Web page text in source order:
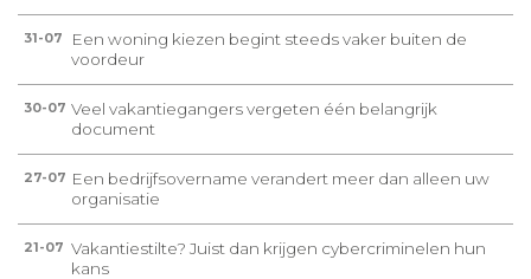
31-07
Een woning kiezen begint steeds vaker buiten de
voordeur
30-07 Veel vakantiegangers vergeten één belangrijk
document
27-07 Een bedrijfsovername verandert meer dan alleen uw
organisatie
21-07 Vakantiestilte? Juist dan krijgen cybercriminelen hun
kans